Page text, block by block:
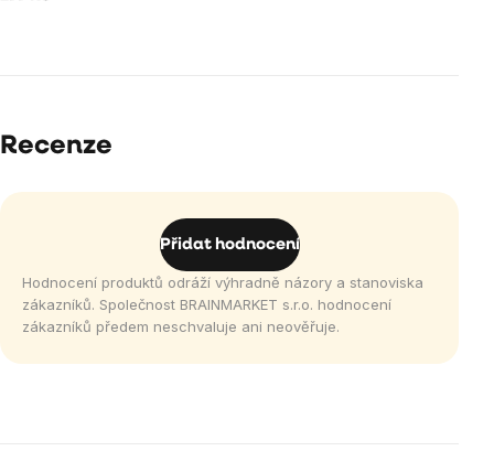
Recenze
Přidat hodnocení
Hodnocení produktů odráží výhradně názory a stanoviska
zákazníků. Společnost BRAINMARKET s.r.o. hodnocení
zákazníků předem neschvaluje ani neověřuje.